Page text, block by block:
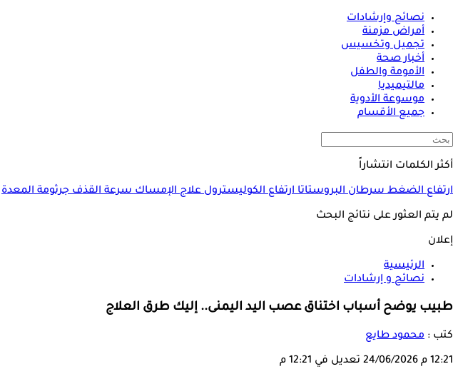
نصائح وإرشادات
أمراض مزمنة
تجميل وتخسيس
أخبار صحة
الأمومة والطفل
مالتيميديا
موسوعة الأدوية
جميع الأقسام
أكثر الكلمات انتشاراً
ارتفاع الضغطسرطان البروستاتاارتفاع الكوليسترولعلاج الإمساكسرعة القذفجرثومة المعدة
لم يتم العثور على نتائج البحث
إعلان
الرئيسية
نصائح و إرشادات
طبيب يوضح أسباب اختناق عصب اليد اليمنى.. إليك طرق العلاج
كتب : محمود طايع
12:21 م 24/06/2026 تعديل في 12:21 م